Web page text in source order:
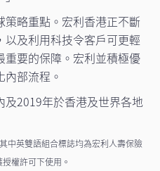
略重點。宏利香港正不斷
及利用科技令客戶可更輕
要的保障。宏利並積極優
部流程。
及2019年於香港及世界各地
中英雙語組合標誌均為宏利人壽保險
權許可下使用。